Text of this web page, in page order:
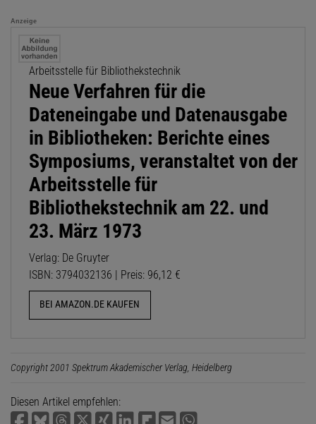
Anzeige
Arbeitsstelle für Bibliothekstechnik
Neue Verfahren für die
Dateneingabe und Datenausgabe
in Bibliotheken: Berichte eines
Symposiums, veranstaltet von der
Arbeitsstelle für
Bibliothekstechnik am 22. und
23. März 1973
Verlag: De Gruyter
ISBN: 3794032136 | Preis: 96,12 €
BEI AMAZON.DE KAUFEN
Copyright 2001 Spektrum Akademischer Verlag, Heidelberg
Diesen Artikel empfehlen: